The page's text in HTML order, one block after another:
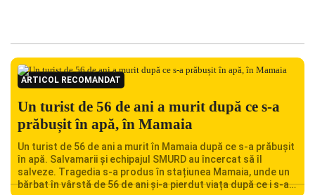
ARTICOL RECOMANDAT
Un turist de 56 de ani a murit după ce s-a
prăbușit în apă, în Mamaia
Un turist de 56 de ani a murit în Mamaia după ce s-a prăbușit
în apă. Salvamarii și echipajul SMURD au încercat să îl
salveze. Tragedia s-a produs în stațiunea Mamaia, unde un
bărbat în vârstă de 56 de ani și-a pierdut viața după ce i s-a